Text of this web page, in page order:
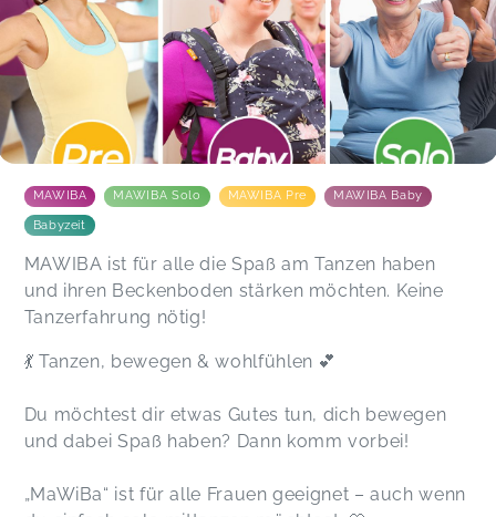
MAWIBA MAWIBA Solo MAWIBA Pre MAWIBA Baby
Babyzeit
MAWIBA ist für alle die Spaß am Tanzen haben
und ihren Beckenboden stärken möchten. Keine
Tanzerfahrung nötig!
💃 Tanzen, bewegen & wohlfühlen 💕
Du möchtest dir etwas Gutes tun, dich bewegen
und dabei Spaß haben? Dann komm vorbei!
„MaWiBa“ ist für alle Frauen geeignet – auch wenn